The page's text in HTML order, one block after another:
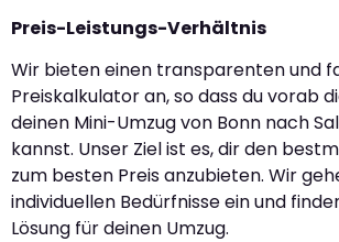
Preis-Leistungs-Verhältnis
Wir bieten einen transparenten und
Preiskalkulator an, so dass du vorab
deinen Mini-Umzug von Bonn nach
kannst. Unser Ziel ist es, dir den
zum besten Preis anzubieten. Wir
individuellen Bedürfnisse ein und
Lösung für deinen Umzug.